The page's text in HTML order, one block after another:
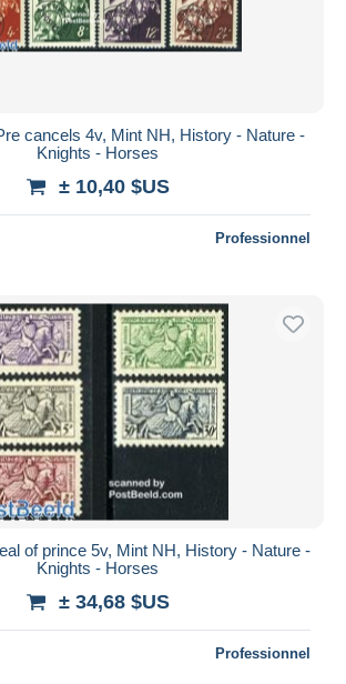
cancels 4v, Mint NH, History - Nature -
Knights - Horses
± 10,40 $US
Professionnel
of prince 5v, Mint NH, History - Nature -
Knights - Horses
± 34,68 $US
Professionnel